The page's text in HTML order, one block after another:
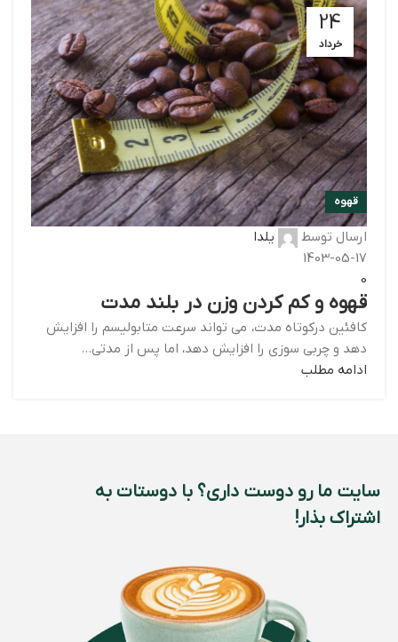
24
خرداد
قهوه
ارسال توسط
یلدا
1403-05-17
0
قهوه و کم کردن وزن در بلند مدت
کافئین درکوتاه مدت، می تواند سرعت متابولیسم را افزایش
دهد و چربی سوزی را افزایش دهد، اما پس از مدتی...
ادامه مطلب
سایت ما رو دوست داری؟ با دوستات به
اشتراک بذار!